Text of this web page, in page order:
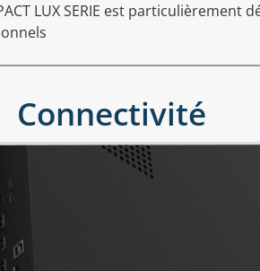
LUX SERIE est particulièrement
Connectivité